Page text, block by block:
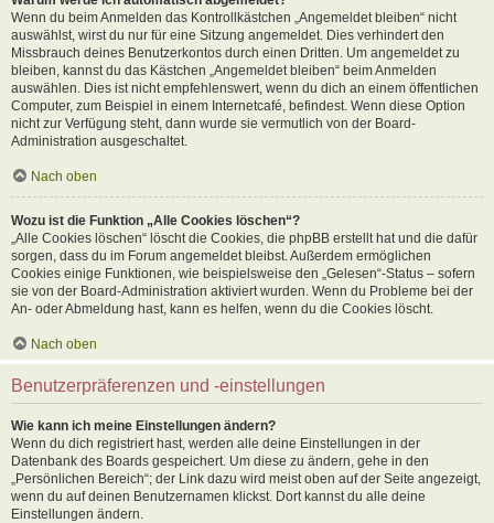
Wenn du beim Anmelden das Kontrollkästchen „Angemeldet bleiben“ nicht
auswählst, wirst du nur für eine Sitzung angemeldet. Dies verhindert den
Missbrauch deines Benutzerkontos durch einen Dritten. Um angemeldet zu
bleiben, kannst du das Kästchen „Angemeldet bleiben“ beim Anmelden
auswählen. Dies ist nicht empfehlenswert, wenn du dich an einem öffentlichen
Computer, zum Beispiel in einem Internetcafé, befindest. Wenn diese Option
nicht zur Verfügung steht, dann wurde sie vermutlich von der Board-
Administration ausgeschaltet.
Nach oben
Wozu ist die Funktion „Alle Cookies löschen“?
„Alle Cookies löschen“ löscht die Cookies, die phpBB erstellt hat und die dafür
sorgen, dass du im Forum angemeldet bleibst. Außerdem ermöglichen
Cookies einige Funktionen, wie beispielsweise den „Gelesen“-Status – sofern
sie von der Board-Administration aktiviert wurden. Wenn du Probleme bei der
An- oder Abmeldung hast, kann es helfen, wenn du die Cookies löscht.
Nach oben
Benutzerpräferenzen und -einstellungen
Wie kann ich meine Einstellungen ändern?
Wenn du dich registriert hast, werden alle deine Einstellungen in der
Datenbank des Boards gespeichert. Um diese zu ändern, gehe in den
„Persönlichen Bereich“; der Link dazu wird meist oben auf der Seite angezeigt,
wenn du auf deinen Benutzernamen klickst. Dort kannst du alle deine
Einstellungen ändern.